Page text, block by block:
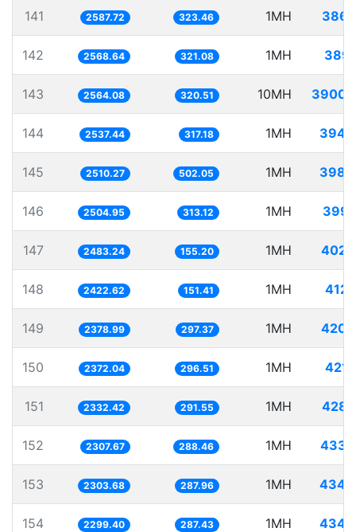
141 2587.72 323.46 1MH
142 2568.64 321.08 1MH
143 2564.08 320.51 10MH
144 2537.44 317.18 1MH
145 2510.27 502.05 1MH
146 2504.95 313.12 1MH
147 2483.24 155.20 1MH
148 2422.62 151.41 1MH
149 2378.99 297.37 1MH
150 2372.04 296.51 1MH
151 2332.42 291.55 1MH
152 2307.67 288.46 1MH
153 2303.68 287.96 1MH
154 2299.40 287.43 1MH